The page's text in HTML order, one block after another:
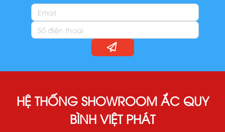
HỆ THỐNG SHOWROOM ẮC QUY
BÌNH VIỆT PHÁT